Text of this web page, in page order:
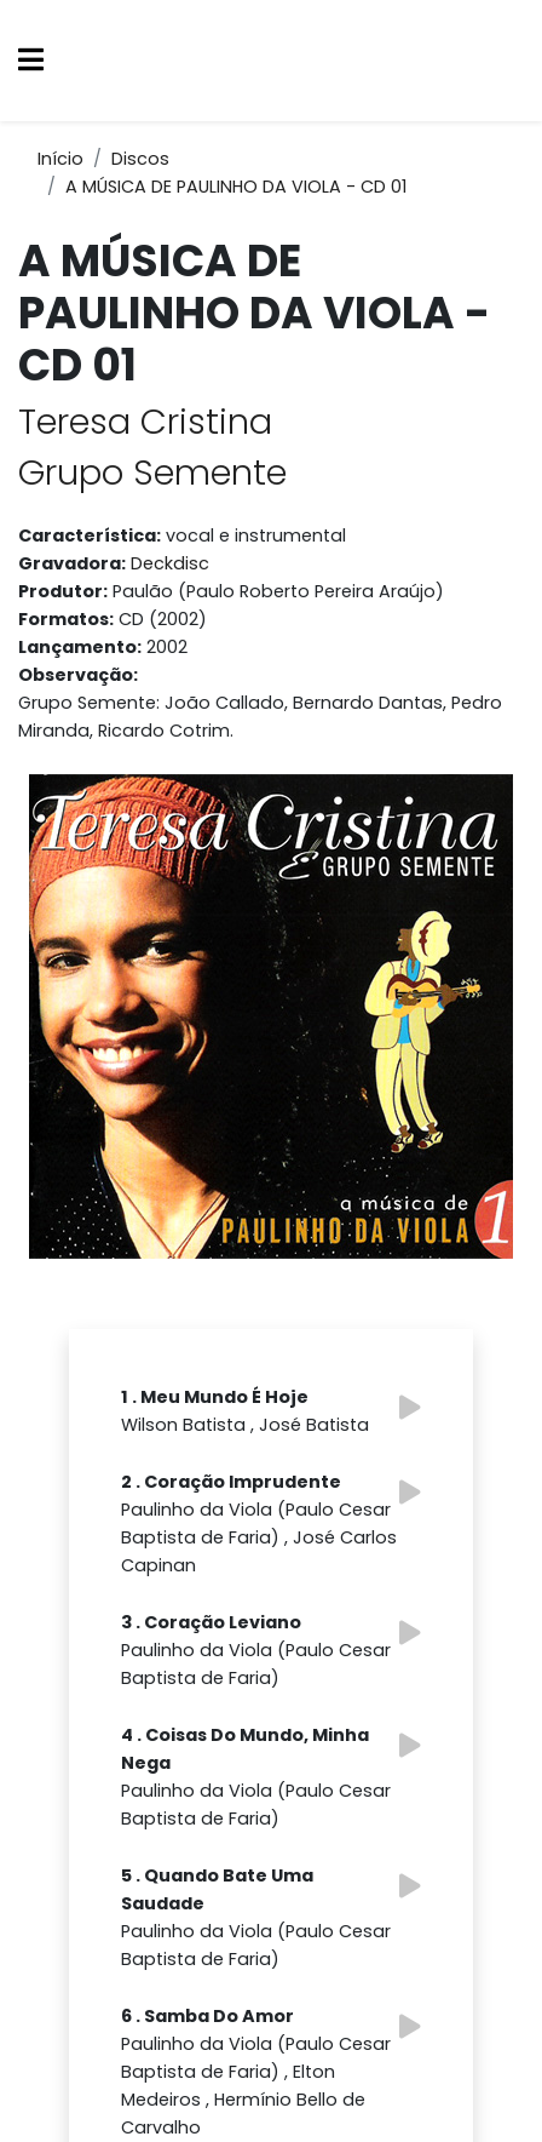
Início
Discos
A MÚSICA DE PAULINHO DA VIOLA - CD 01
A MÚSICA DE
PAULINHO DA VIOLA -
CD 01
Teresa Cristina
Grupo Semente
Característica: vocal e instrumental
Gravadora: Deckdisc
Produtor: Paulão (Paulo Roberto Pereira Araújo)
Formatos: CD (2002)
Lançamento: 2002
Observação:
Grupo Semente: João Callado, Bernardo Dantas, Pedro
Miranda, Ricardo Cotrim.
1 . Meu Mundo É Hoje
Wilson Batista , José Batista
2 . Coração Imprudente
Paulinho da Viola (Paulo Cesar
Baptista de Faria) , José Carlos
Capinan
3 . Coração Leviano
Paulinho da Viola (Paulo Cesar
Baptista de Faria)
4 . Coisas Do Mundo, Minha
Nega
Paulinho da Viola (Paulo Cesar
Baptista de Faria)
5 . Quando Bate Uma
Saudade
Paulinho da Viola (Paulo Cesar
Baptista de Faria)
6 . Samba Do Amor
Paulinho da Viola (Paulo Cesar
Baptista de Faria) , Elton
Medeiros , Hermínio Bello de
Carvalho